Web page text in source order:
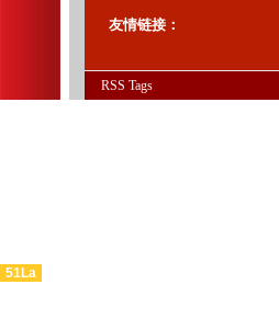
友情链接：
RSS Tags
51La